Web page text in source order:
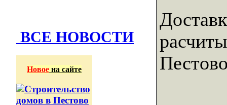
ВСЕ НОВОСТИ
Новое на сайте